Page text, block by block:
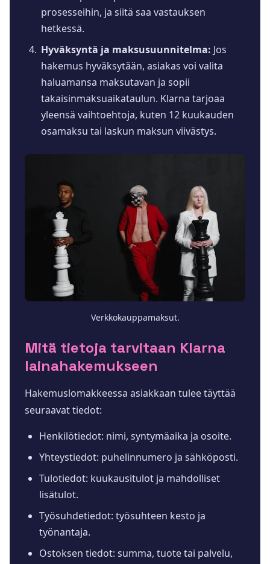
prosesseihin, ja siitä saa vastauksen
hetkessä.
Hyväksyntä ja maksusuunnitelma: Jos
hakemus hyväksytään, asiakas voi valita
haluamansa maksutavan ja sopii
takaisinmaksuaikataulun. Klarna tarjoaa
yleensä vaihtoehtoja, kuten 12 kuukauden
osamaksu tai laskun maksun viivästys.
Verkkokauppamaksut.
Mitä tietoja tarvitaan Klarna
lainahakemukseen
Hakemuslomakkeessa asiakkaan tulee täyttää
seuraavat tiedot:
Henkilötiedot: nimi, syntymäaika ja osoite.
Yhteystiedot: puhelinnumero ja sähköposti.
Tulotiedot: kuukausitulot ja mahdolliset
lisätulot.
Työsuhdetiedot: työsuhteen kesto ja
työnantaja.
Ostoksen tiedot: summa, tuote tai palvelu,